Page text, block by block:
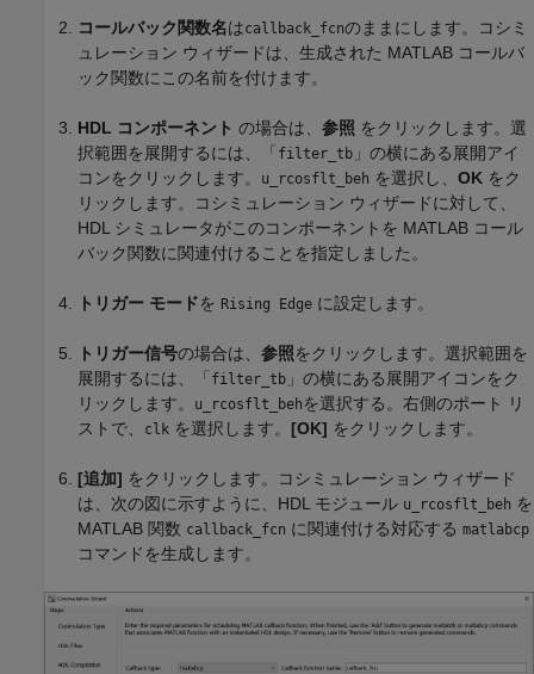
コールバック関数名はcallback_fcnのままにします。コシミ
ュレーション ウィザードは、生成された MATLAB コールバ
ック関数にこの名前を付けます。
HDL コンポーネント の場合は、 参照 をクリックします。選
択範囲を展開するには、「 filter_tb 」の横にある展開アイ
コンをクリックします。
u_rcosflt_beh を選択し、 OK をク
リックします。コシミュレーション ウィザードに対して、
HDL シミュレータがこのコンポーネントを MATLAB コール
バック関数に関連付けることを指定しました。
トリガー モードを Rising Edge に設定します。
トリガー信号の場合は、 参照をクリックします。選択範囲を
展開するには、「 filter_tb 」の横にある展開アイコンをク
リックします。
u_rcosflt_beh を選択する。右側のポート リ
ストで、
clk を選択します。 [OK] をクリックします。
[追加] をクリックします。コシミュレーション ウィザード
は、次の図に示すように、HDL モジュール u_rcosflt_beh を
MATLAB 関数 callback_fcn に関連付ける対応する matlabcp
コマンドを生成します。